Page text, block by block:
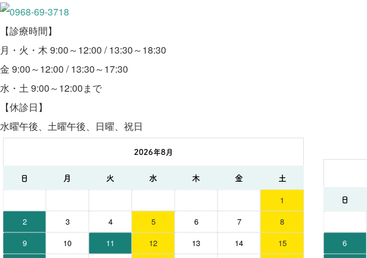
【診療時間】
月・火・木 9:00～12:00 / 13:30～18:30
金 9:00～12:00 / 13:30～17:30
水・土 9:00～12:00まで
【休診日】
水曜午後、土曜午後、日曜、祝日
2026年8月
日 月 火 水 木 金 土
1
2
3 4 5 6 7
8
9
10 11 12 13 14
15
日
6